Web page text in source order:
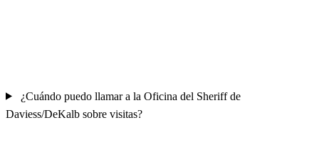
¿Cuándo puedo llamar a la Oficina del Sheriff de
Daviess/DeKalb sobre visitas?